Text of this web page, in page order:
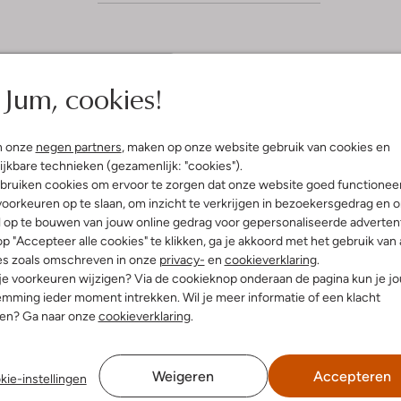
Jum, cookies!
onze negen partners, maken op onze website gebruik van cookies en
technieken (gezamenlijk: "cookies").
cookies om ervoor te zorgen dat onze website goed
op te slaan, om inzicht te verkrijgen in bezoekersgedrag en
op te bouwen van jouw online gedrag voor gepersonaliseerde
"Accepteer alle cookies" te klikken, ga je akkoord met het gebruik van
zoals omschreven in onze privacy- en cookieverklaring.
voorkeuren wijzigen? Via de cookieknop onderaan de pagina kun je
ieder moment intrekken. Wil je meer informatie of een klacht
Ga naar onzecookieverklaring.
instellingen Weigeren Accepteren
2024door
en warme schoenen.
en kunnen helemaal
gemaakt door de losse
vind dat bijna alle schoenen
een hele fijne pasvorm